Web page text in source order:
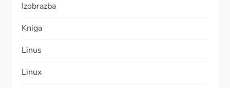
Izobrazba
Kniga
Linus
Linux